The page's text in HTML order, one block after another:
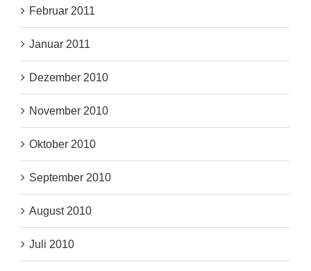
Februar 2011
Januar 2011
Dezember 2010
November 2010
Oktober 2010
September 2010
August 2010
Juli 2010